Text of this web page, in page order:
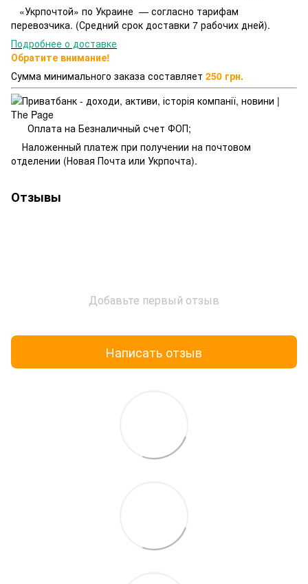
«Укрпочтой» по Украине — согласно тарифам
перевозчика. (Средний срок доставки 7 рабочих дней).
Подробнее о доставке
Обратите внимание!
Сумма минимального заказа составляет 250 грн.
Оплата на Безналичный счет ФОП;
Наложенный платеж при получении на почтовом
отделении (Новая Почта или Укрпочта).
Отзывы
Добавьте первый отзыв
Написать отзыв